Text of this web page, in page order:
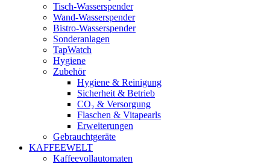
Tisch-Wasserspender
Wand-Wasserspender
Bistro-Wasserspender
Sonderanlagen
TapWatch
Hygiene
Zubehör
Hygiene & Reinigung
Sicherheit & Betrieb
CO₂ & Versorgung
Flaschen & Vitapearls
Erweiterungen
Gebrauchtgeräte
KAFFEEWELT
Kaffeevollautomaten